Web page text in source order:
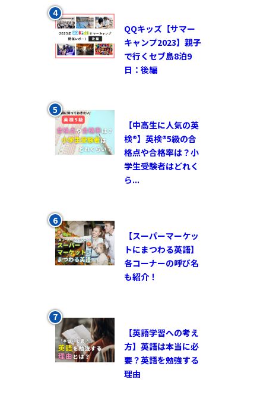
QQキッズ【サマー
キャンプ2023】親子
で行くセブ島8泊9
日：後編
【中高生に人気の英
検®︎】英検®︎5級の合
格点や合格率は？小
学生受験者はどれく
ら...
【スーパーマーケッ
トにまつわる英語】
各コーナーの呼び名
も紹介！
【英語学習への考え
方】英語は本当に必
要？英語を勉強する
理由